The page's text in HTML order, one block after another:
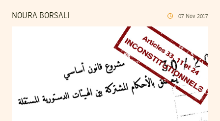
NOURA BORSALI 07 Nov 2017